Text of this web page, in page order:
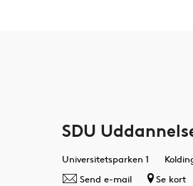
SDU
Universitetsparken 1
Send e-mail
Se kort